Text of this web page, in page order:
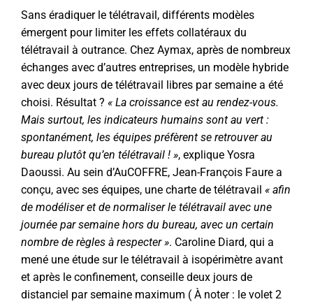
Sans éradiquer le télétravail, différents modèles
émergent pour limiter les effets collatéraux du
télétravail à outrance. Chez Aymax, après de nombreux
échanges avec d’autres entreprises, un modèle hybride
avec deux jours de télétravail libres par semaine a été
choisi. Résultat ? « La croissance est au rendez-vous.
Mais surtout, les indicateurs humains sont au vert :
spontanément, les équipes préfèrent se retrouver au
bureau plutôt qu’en télétravail ! », explique Yosra
Daoussi. Au sein d’AuCOFFRE, Jean-François Faure a
conçu, avec ses équipes, une charte de télétravail « afin
de modéliser et de normaliser le télétravail avec une
journée par semaine hors du bureau, avec un certain
nombre de règles à respecter ». Caroline Diard, qui a
mené une étude sur le télétravail à isopérimètre avant
et après le confinement, conseille deux jours de
distanciel par semaine maximum ( À noter : le volet 2